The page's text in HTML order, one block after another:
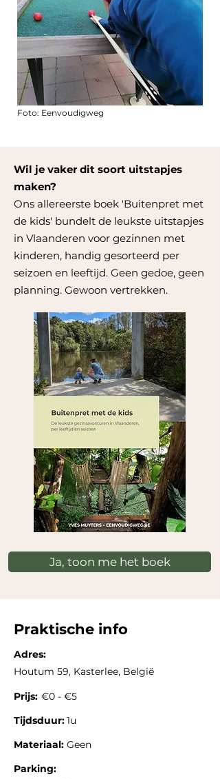
Foto: Eenvoudigweg
Wil je vaker dit soort uitstapjes
maken?
Ons allereerste boek 'Buitenpret met
de kids' bundelt de leukste uitstapjes
in Vlaanderen voor gezinnen met
kinderen, handig gesorteerd per
seizoen en leeftijd. Geen gedoe, geen
planning. Gewoon vertrekken.
Ja, toon me het boek
Praktische info
Adres:
Houtum 59, Kasterlee, België
Prijs: €0 - €5
Tijdsduur:1u
Materiaal: Geen
Parking: